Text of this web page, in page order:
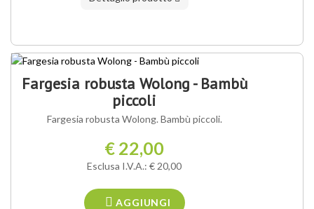
Fargesia robusta Wolong - Bambù
piccoli
Fargesia robusta Wolong. Bambù piccoli.
€ 22,00
Esclusa I.V.A.: € 20,00
AGGIUNGI